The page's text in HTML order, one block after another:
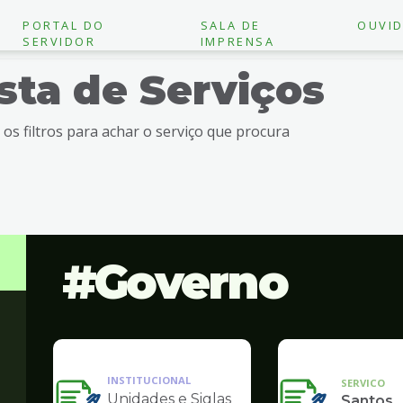
PORTAL DO
SERVIDOR
SALA DE
IMPRENSA
de Serviços
os filtros para achar o serviço que procura
Governo
INSTITUCIONAL
Unidades e Siglas
SERVICO